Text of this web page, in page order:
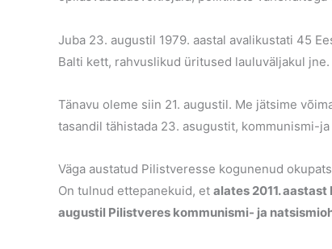
Juba 23. augustil 1979. aastal avalikustati 45
Balti kett, rahvuslikud üritused lauluväljakul jne.
Tänavu oleme siin 21. augustil. Me jätsime
tasandil tähistada 23. asugustit, kommunismi-
Väga austatud Pilistveresse kogunenud
On tulnud ettepanekuid, et alates 2011.
augustil Pilistveres kommunismi- ja